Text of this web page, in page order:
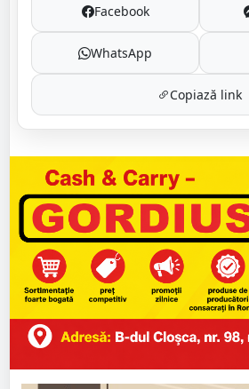
Facebook
WhatsApp
Copiază link